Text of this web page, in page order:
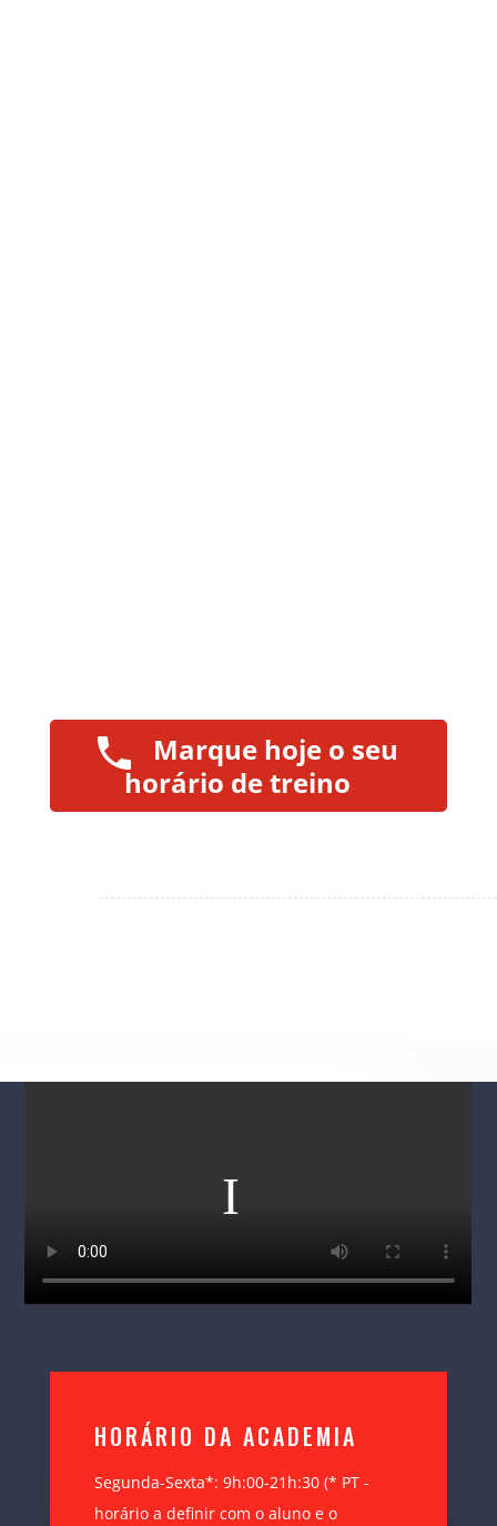
Marque hoje o seu
horário de treino
HORÁRIO DA ACADEMIA
Segunda-Sexta*: 9h:00-21h:30 (* PT -
horário a definir com o aluno e o